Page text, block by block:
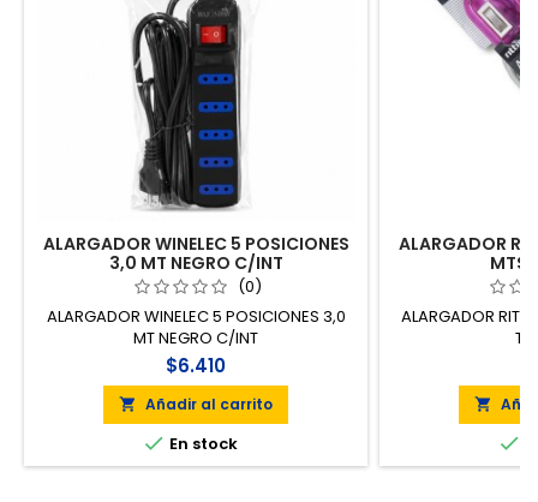
ALARGADOR WINELEC 5 POSICIONES
3,0 MT NEGRO C/INT
(0)
ALARGADOR WINELEC 5 POSICIONES 3,0
MT NEGRO C/INT
$6.410
 Añadir al carrito
 En stock
ALARGADOR
MTS
ALARGADOR

